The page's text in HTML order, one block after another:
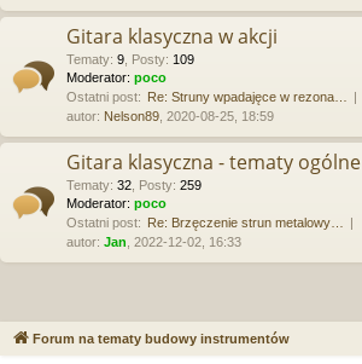
Gitara klasyczna w akcji
Tematy: 9 Posty: 109
Moderator: poco
Ostatni post: Re: Struny wpadajęce w rezona…
autor: Nelson89 , 2020-08-25, 18:59
Gitara klasyczna - tematy ogólne
Tematy: 32 Posty: 259
Moderator: poco
Ostatni post: Re: Brzęczenie strun metalowy…
autor: Jan , 2022-12-02, 16:33
Forum na tematy budowy instrumentów